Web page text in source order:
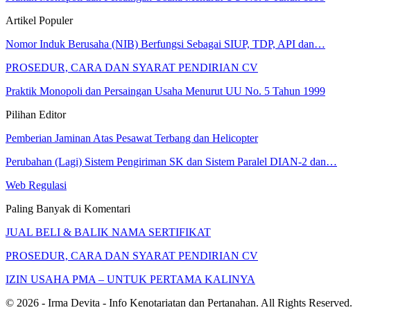
Artikel Populer
Nomor Induk Berusaha (NIB) Berfungsi Sebagai SIUP, TDP, API dan…
PROSEDUR, CARA DAN SYARAT PENDIRIAN CV
Praktik Monopoli dan Persaingan Usaha Menurut UU No. 5 Tahun 1999
Pilihan Editor
Pemberian Jaminan Atas Pesawat Terbang dan Helicopter
Perubahan (Lagi) Sistem Pengiriman SK dan Sistem Paralel DIAN-2 dan…
Web Regulasi
Paling Banyak di Komentari
JUAL BELI & BALIK NAMA SERTIFIKAT
PROSEDUR, CARA DAN SYARAT PENDIRIAN CV
IZIN USAHA PMA – UNTUK PERTAMA KALINYA
© 2026 - Irma Devita - Info Kenotariatan dan Pertanahan. All Rights Reserved.